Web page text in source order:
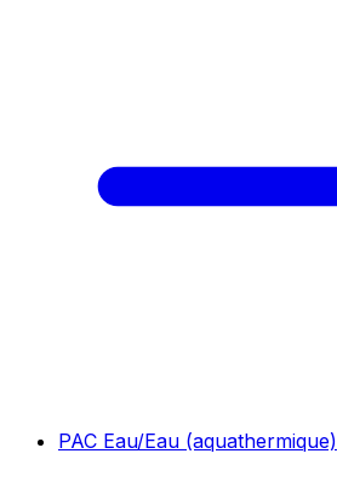
PAC Eau/Eau (aquathermique)